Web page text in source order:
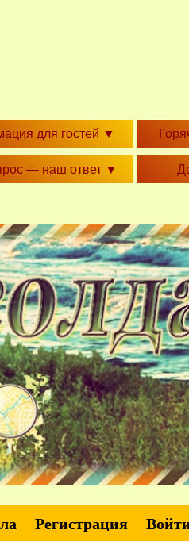
для гостей ▼
— наш ответ ▼
Регистрация